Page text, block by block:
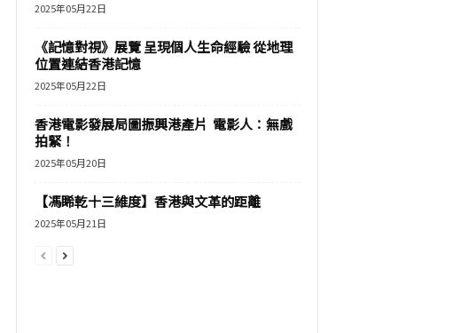
2025年05月22日
《記憶對視》展覽 呈現個人生命經驗 從地理
位置連結香港記憶
2025年05月22日
香港電影發展局圖振興港產片 電影人：無戲
拍緊！
2025年05月20日
【馮睎乾十三維度】香港與文革的距離
2025年05月21日